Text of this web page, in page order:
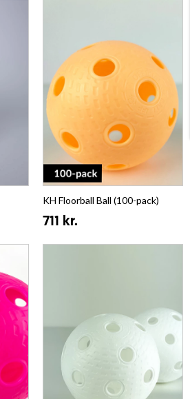
KH Floorball Ball (100-pack)
711 kr.